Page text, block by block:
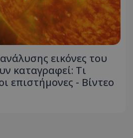
εικόνες του
καταγραφεί: Τι
επιστήμονες - Βίντεο
YouTube
.youtube.com